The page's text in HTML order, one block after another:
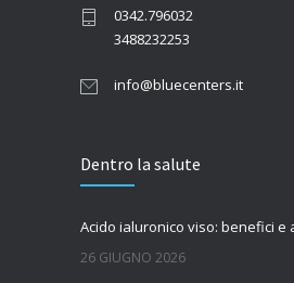
0342.796032
3488232253
info@bluecenters.it
Dentro la salute
Acido ialuronico viso: benefici e
26 GIUGNO 2026